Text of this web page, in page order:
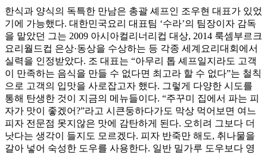
한식과 양식의 독특한 만남은 총괄 셰프인 조우현 대표가 있었
기에 가능했다. 대한민국요리 대표팀 ‘수라’의 팀장이자 감독
을 맡았던 그는 2009 아시아컬리너리컵 대상, 2014 룩셈부르크
요리월드컵 은상·동상을 수상하는 등 각종 세계요리대회에서
실력을 인정받았다. 조 대표는 “아무리 톱 셰프일지라도 고객
이 만족하는 음식을 만들 수 없다면 최고라 할 수 없다”는 철칙
으로 고객의 입맛을 사로잡고자 했다. 그렇게 다양한 시도를
통해 탄생한 것이 지금의 메뉴들이다. “주꾸미 집에서 파는 피
자가 맛이 좋겠어?”라고 시큰둥하다가도 막상 먹어보면 여느
피자 전문점 못지않은 맛에 감탄하게 된다. 오히려 그보다 더
낫다는 생각이 들지도 모르겠다. 피자 반죽만 해도, 취나물을
갈아 넣어 숙성한 도우를 사용한다. 일반 밀가루 도우보다 영